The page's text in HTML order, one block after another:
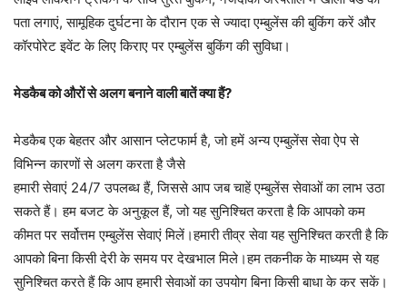
पता लगाएं, सामूहिक दुर्घटना के दौरान एक से ज्यादा एम्बुलेंस की बुकिंग करें और
कॉरपोरेट इवेंट के लिए किराए पर एम्बुलेंस बुकिंग की सुविधा।
मेडकैब को औरों से अलग बनाने वाली बातें क्या हैं?
मेडकैब एक बेहतर और आसान प्लेटफार्म है, जो हमें अन्य एम्बुलेंस सेवा ऐप से
विभिन्न कारणों से अलग करता है जैसे
हमारी सेवाएं 24/7 उपलब्ध हैं, जिससे आप जब चाहें एम्बुलेंस सेवाओं का लाभ उठा
सकते हैं। हम बजट के अनुकूल हैं, जो यह सुनिश्चित करता है कि आपको कम
कीमत पर सर्वोत्तम एम्बुलेंस सेवाएं मिलें।हमारी तीव्र सेवा यह सुनिश्चित करती है कि
आपको बिना किसी देरी के समय पर देखभाल मिले।हम तकनीक के माध्यम से यह
सुनिश्चित करते हैं कि आप हमारी सेवाओं का उपयोग बिना किसी बाधा के कर सकें।